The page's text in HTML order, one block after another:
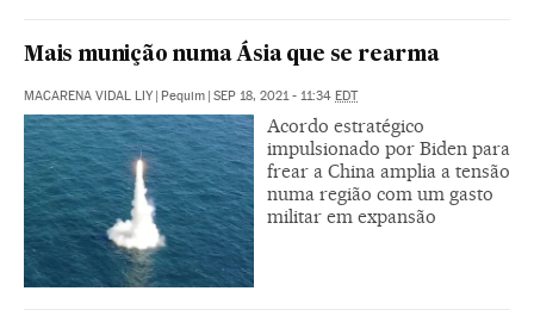
Mais munição numa Ásia que se rearma
MACARENA VIDAL LIY | Pequim | SEP 18, 2021 - 11:34 EDT
Acordo estratégico
impulsionado por Biden para
frear a China amplia a tensão
numa região com um gasto
militar em expansão